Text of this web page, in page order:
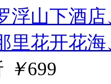
浮山下酒
里花开花
￥699